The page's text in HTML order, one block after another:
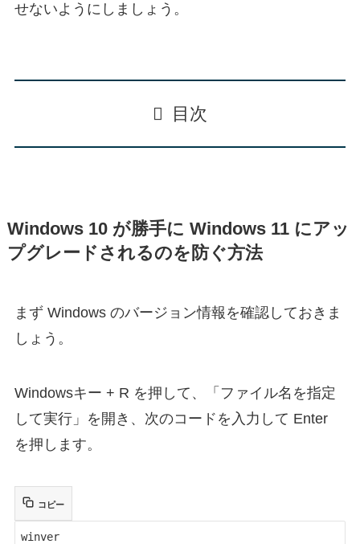
せないようにしましょう。
目次
Windows 10 が勝手に Windows 11 にアッ
プグレードされるのを防ぐ方法
まず Windows のバージョン情報を確認しておきま
しょう。
Windowsキー + R を押して、「ファイル名を指定
して実行」を開き、次のコードを入力して Enter
を押します。
コピー
winver